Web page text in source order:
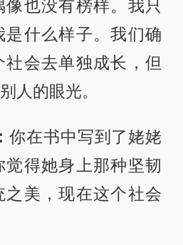
然，中国女性特别坚
常跟我说一句话，
我说，小的时候应该
年轻的时候吃苦不
是真的苦。我姥姥
最后（完成的）一